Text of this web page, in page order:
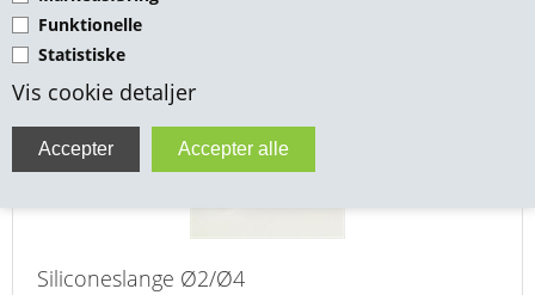
Funktionelle
Statistiske
Vis cookie detaljer
RØR & TILBEHØR
TEKNIK & AUTOMATIK
VA FITTINGS & VENTILER
ENTREPENØRARBEJDE- & UDSTYR
Siliconeslange Ø2/Ø4
Siliconeslange Ø2/Ø4